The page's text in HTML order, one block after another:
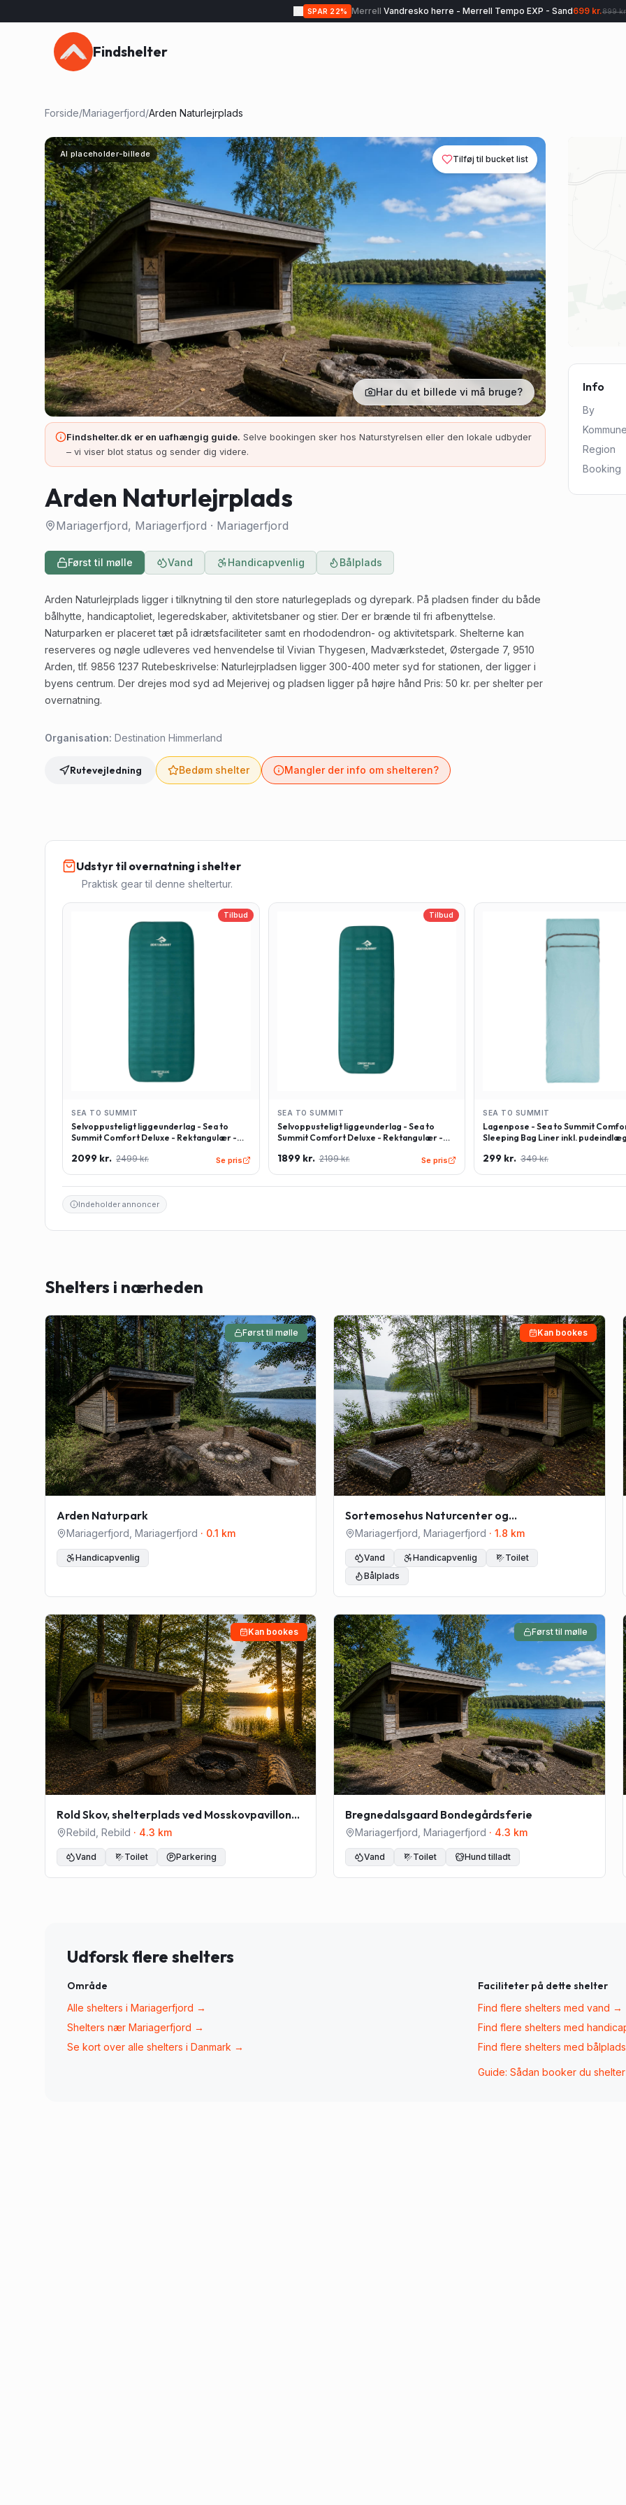
SPAR 22% Merrell Vandresko herre - Merrell Tempo EXP - Sand699 kr.899
Findshelter
Forside/Mariagerfjord/Arden Naturlejrplads
AI placeholder-billede Tilføj til bucket list
Har du et billede vi må bruge?
Findshelter.dk er en uafhængig guide. Selve bookingen sker hos Naturstyrelsen eller den lokale udbyder
– vi viser blot status og sender dig videre.
Arden Naturlejrplads
Mariagerfjord, Mariagerfjord · Mariagerfjord
Først til mølle Vand Handicapvenlig Bålplads
Arden Naturlejrplads ligger i tilknytning til den store naturlegeplads og dyrepark. På pladsen finder du både
bålhytte, handicaptoliet, legeredskaber, aktivitetsbaner og stier. Der er brænde til fri afbenyttelse.
Naturparken er placeret tæt på idrætsfaciliteter samt en rhododendron- og aktivitetspark. Shelterne kan
reserveres og nøgle udleveres ved henvendelse til Vivian Thygesen, Madværkstedet, Østergade 7, 9510
Arden, tlf. 9856 1237 Rutebeskrivelse: Naturlejrpladsen ligger 300-400 meter syd for stationen, der ligger i
byens centrum. Der drejes mod syd ad Mejerivej og pladsen ligger på højre hånd Pris: 50 kr. per shelter per
overnatning.
Organisation: Destination Himmerland
Rutevejledning Bedøm shelter Mangler der info om shelteren?
Info
By
Kommune
Region
Booking
Udstyr til overnatning i shelter
Praktisk gear til denne sheltertur.
Tilbud
SEA TO SUMMIT
Selvoppusteligt liggeunderlag - Sea to
Summit Comfort Deluxe - Rektangulær -
2099 kr. 2499 kr. Se pris
Tilbud
SEA TO SUMMIT
Selvoppusteligt liggeunderlag - Sea to
Summit Comfort Deluxe - Rektangulær -
1899 kr. 2199 kr. Se pris
SEA TO SUMMIT
Lagenpose - Sea to Summit
Sleeping Bag Liner inkl.
299 kr. 349 kr.
Indeholder annoncer
Shelters i nærheden
Først til mølle
Arden Naturpark
Mariagerfjord Mariagerfjord · 0.1 km
Handicapvenlig
Kan bookes
Sortemosehus Naturcenter og
Hærvejsherberg
Mariagerfjord ,Mariagerfjord ·1.8 km
Vand Handicapvenlig
Toilet
Bålplads
Kan bookes
Rold Skov, shelterplads ved Mosskovpavillonen
- Shelter nr. 1
Rebild Rebild · 4.3 km
Vand Toilet Parkering
Først til mølle
Bregnedalsgaard Bondegårdsferie
Mariagerfjord ,Mariagerfjord · 4.3 km
Vand Toilet Hund tilladt
Udforsk flere shelters
Område
Alle shelters i Mariagerfjord →
Shelters nær Mariagerfjord →
Se kort over alle shelters i Danmark →
Faciliteter på dette shelter
Find flere shelters med vand →
Find flere shelters med
Find flere shelters med bålplads
Guide: Sådan booker du